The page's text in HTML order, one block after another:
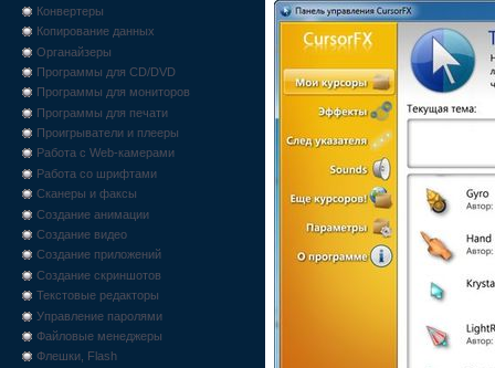
Конвертеры
Копирование данных
Органайзеры
Программы для CD/DVD
Программы для мониторов
Программы для печати
Проигрыватели и плееры
Работа с Web-камерами
Работа со шрифтами
Сканеры и факсы
Создание анимации
Создание видео
Создание приложений
Создание скриншотов
Текстовые редакторы
Управление паролями
Файловые менеджеры
Флешки, Flash